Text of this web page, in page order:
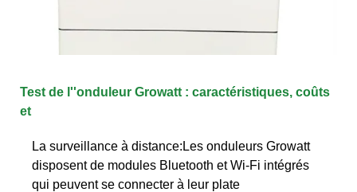
Test de l''onduleur Growatt : caractéristiques, coûts
et
La surveillance à distance:Les onduleurs Growatt
disposent de modules Bluetooth et Wi-Fi intégrés
qui peuvent se connecter à leur plate